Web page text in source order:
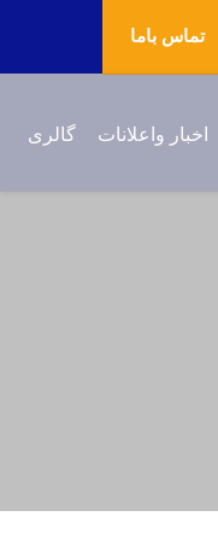
تماس باما
اخبار واعلانات گالری